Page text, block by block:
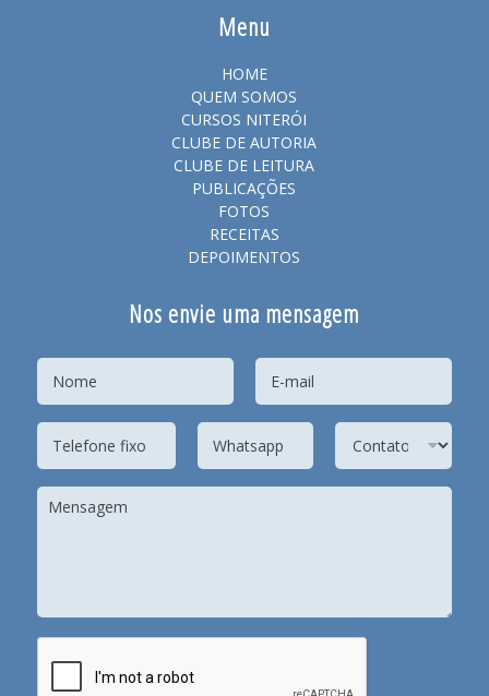
Menu
HOME
QUEM SOMOS
CURSOS NITERÓI
CLUBE DE AUTORIA
CLUBE DE LEITURA
PUBLICAÇÕES
FOTOS
RECEITAS
DEPOIMENTOS
Nos envie uma mensagem